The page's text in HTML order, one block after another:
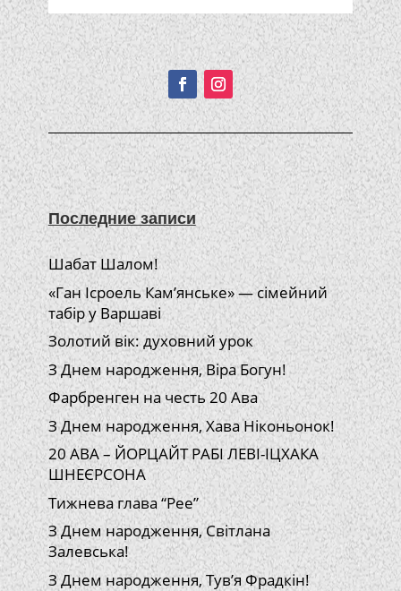
Подписывайтесь!
Последние записи
Шабат Шалом!
«Ган Ісроель Кам’янське» — сімейний
табір у Варшаві
Золотий вік: духовний урок
З Днем народження, Віра Богун!
Фарбренген на честь 20 Ава
З Днем народження, Хава Ніконьонок!
20 АВА – ЙОРЦАЙТ РАБІ ЛЕВІ-ІЦХАКА
ШНЕЄРСОНА
Тижнева глава “Рее”
З Днем народження, Світлана
Залевська!
З Днем народження, Тув’я Фрадкін!